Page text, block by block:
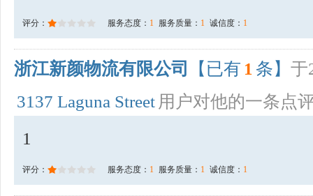
评分： 服务态度： 1 服务质量： 1 诚信度： 1
浙江新颜物流有限公司 【已有 1 条】 于
3137 Laguna Street 用户对他的一条点
1
评分： 服务态度： 1 服务质量： 1 诚信度： 1